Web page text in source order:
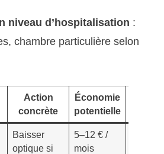
niveau d’hospitalisation :
chambre particulière selon
Action
concrète
Économie
potentielle
Baisser
optique si
5–12 € /
mois